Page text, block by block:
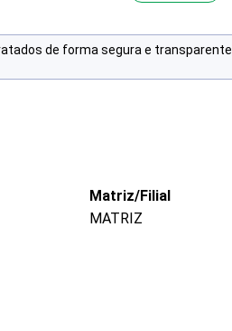
de forma segura e
Matriz/Filial
MATRIZ